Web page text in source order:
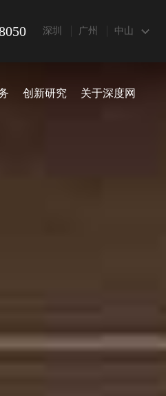
深圳 广州 中山
创新研究 关于深度网